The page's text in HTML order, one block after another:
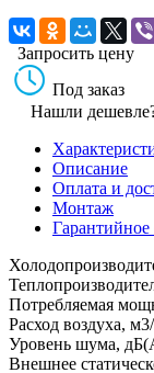
Запросить цену
Под заказ
Нашли
Описание
Оплата и
Монтаж
Потребляемая
Расход воздуха,
Уровень шума,
Внешнее